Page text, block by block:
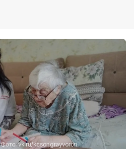
Фото:vk.ru/kcsongrayvoron